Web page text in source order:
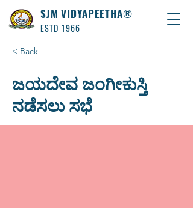
SJM VIDYAPEETHA®
ESTD 1966
< Back
ಜಯದೇವ ಜಂಗೀಕುಸ್ತಿ
ನಡೆಸಲು ಸಭೆ